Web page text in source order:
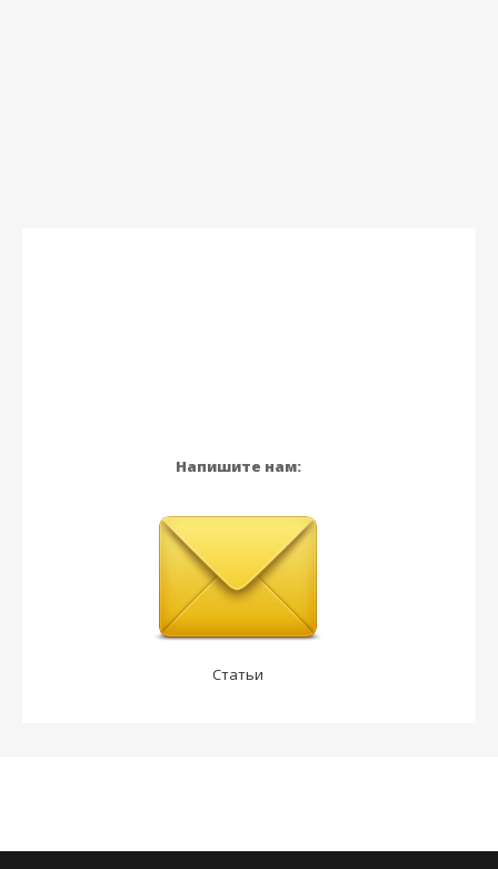
Напишите нам:
Статьи